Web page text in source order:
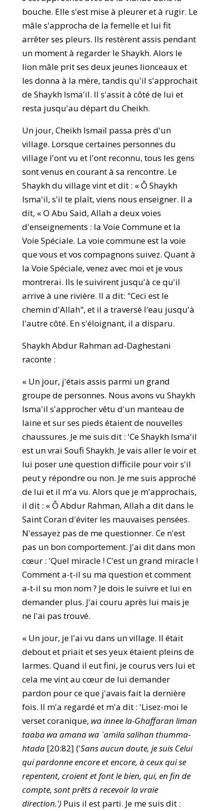
bouche. Elle s'est mise à pleurer et à rugir. Le
mâle s'approcha de la femelle et lui fit
arrêter ses pleurs. Ils restèrent assis pendant
un moment à regarder le Shaykh. Alors le
lion mâle prit ses deux jeunes lionceaux et
les donna à la mère, tandis qu'il s'approchait
de Shaykh Isma'il. Il s'assit à côté de lui et
resta jusqu'au départ du Cheikh.
Un jour, Cheikh Ismaïl passa près d'un
village. Lorsque certaines personnes du
village l'ont vu et l'ont reconnu, tous les gens
sont venus en courant à sa rencontre. Le
Shaykh du village vint et dit : « Ô Shaykh
Isma'il, s'il te plaît, viens nous enseigner. Il a
dit, « O Abu Said, Allah a deux voies
d'enseignements : la Voie Commune et la
Voie Spéciale. La voie commune est la voie
que vous et vos compagnons suivez. Quant à
la Voie Spéciale, venez avec moi et je vous
montrerai. Ils le suivirent jusqu'à ce qu'il
arrive à une rivière. Il a dit: "Ceci est le
chemin d'Allah", et il a traversé l'eau jusqu'à
l'autre côté. En s'éloignant, il a disparu.
Shaykh Abdur Rahman ad-Daghestani
raconte :
« Un jour, j'étais assis parmi un grand
groupe de personnes. Nous avons vu Shaykh
Isma'il s'approcher vêtu d'un manteau de
laine et sur ses pieds étaient de nouvelles
chaussures. Je me suis dit : 'Ce Shaykh Isma'il
est un vrai Soufi Shaykh. Je vais aller le voir et
lui poser une question difficile pour voir s'il
peut y répondre ou non. Je me suis approché
de lui et il m'a vu. Alors que je m'approchais,
il dit : « Ô Abdur Rahman, Allah a dit dans le
Saint Coran d'éviter les mauvaises pensées.
N'essayez pas de me questionner. Ce n'est
pas un bon comportement. J'ai dit dans mon
cœur : 'Quel miracle ! C'est un grand miracle !
Comment a-t-il su ma question et comment
a-t-il su mon nom ? Je dois le suivre et lui en
demander plus. J'ai couru après lui mais je
ne l'ai pas trouvé.
« Un jour, je l'ai vu dans un village. Il était
debout et priait et ses yeux étaient pleins de
larmes. Quand il eut fini, je courus vers lui et
cela me vint au cœur de lui demander
pardon pour ce que j'avais fait la dernière
fois. Il m'a regardé et m'a dit : 'Lisez-moi le
verset coranique, wa innee la-Ghaffaran liman
taaba wa amana wa `amila salihan thumma-
htada[20:82] ('Sans aucun doute, je suis Celui
qui pardonne encore et encore, à ceux qui se
repentent, croient et font le bien, qui, en fin de
compte, sont prêts à recevoir la vraie
direction.')Puis il est parti. Je me suis dit :